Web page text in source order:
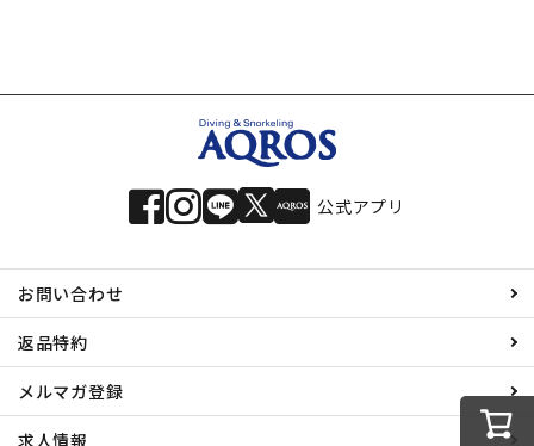
公式アプリ
お問い合わせ
返品特約
メルマガ登録
求人情報